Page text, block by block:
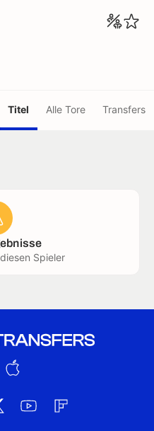
Titel Alle Tore Transfers
Spieler